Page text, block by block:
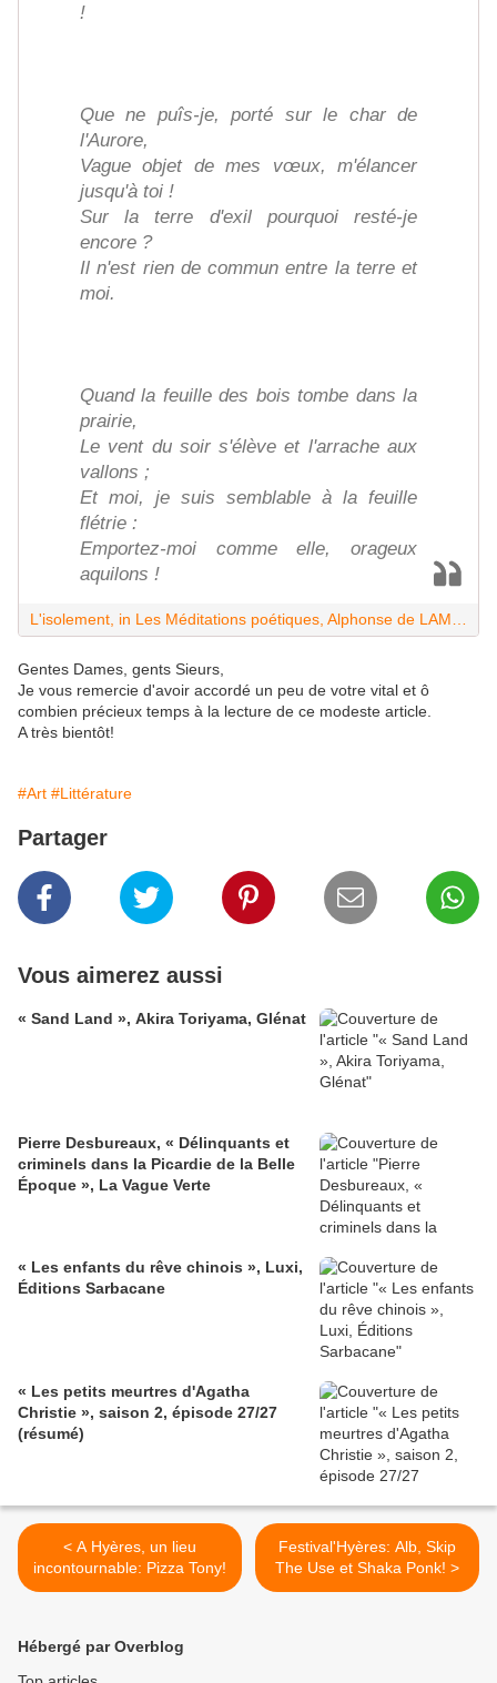
!
Que ne puîs-je, porté sur le char de
l'Aurore,
Vague objet de mes vœux, m'élancer
jusqu'à toi !
Sur la terre d'exil pourquoi resté-je
encore ?
Il n'est rien de commun entre la terre et
moi.
Quand la feuille des bois tombe dans la
prairie,
Le vent du soir s'élève et l'arrache aux
vallons ;
Et moi, je suis semblable à la feuille
flétrie :
Emportez-moi comme elle, orageux
aquilons !
Gentes Dames, gents Sieurs,
Je vous remercie d'avoir accordé un peu de votre vital et ô
combien précieux temps à la lecture de ce modeste article.
A très bientôt!
#Art #Littérature
Partager
Vous aimerez aussi
« Sand Land », Akira Toriyama, Glénat
Pierre Desbureaux, « Délinquants et
criminels dans la Picardie de la Belle
Époque », La Vague Verte
« Les enfants du rêve chinois », Luxi,
Éditions Sarbacane
« Les petits meurtres d'Agatha
Christie », saison 2, épisode 27/27
(résumé)
< A Hyères, un lieu
incontournable: Pizza Tony!
Festival'Hyères: Alb, Skip
The Use et Shaka Ponk! >
Hébergé par Overblog